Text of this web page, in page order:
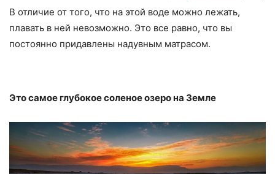
В отличие от того, что на этой воде можно лежать,
плавать в ней невозможно. Это все равно, что вы
постоянно придавлены надувным матрасом.
Это самое глубокое соленое озеро на Земле